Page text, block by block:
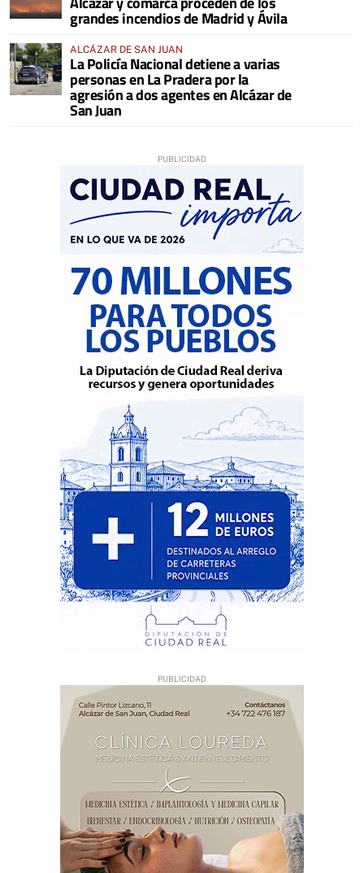
grandes incendios de Madrid y Ávila
ALCÁZAR DE SAN JUAN
La Policía Nacional detiene a varias
personas en La Pradera por la
agresión a dos agentes en Alcázar de
San Juan